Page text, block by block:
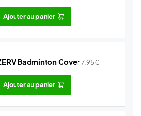
Ajouter au panier
Badminton Cover7,95€
Ajouter au panier